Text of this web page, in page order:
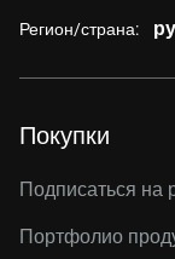
Регион/страна:
Покупки
Подписаться на
Портфолио